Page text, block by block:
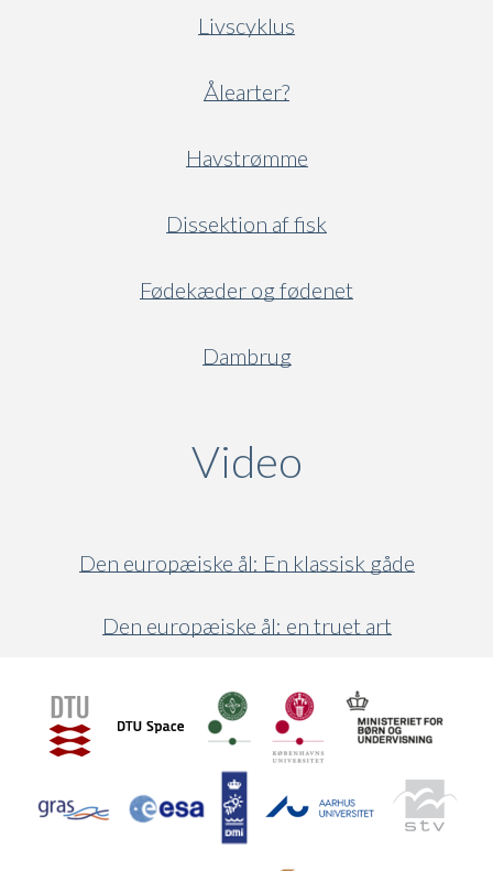
Livscyklus
Ålearter?
Havstrømme
Dissektion af fisk
Fødekæder og fødenet
Dambrug
Video
Den europæiske ål: En klassisk gåde
Den europæiske ål: en truet art